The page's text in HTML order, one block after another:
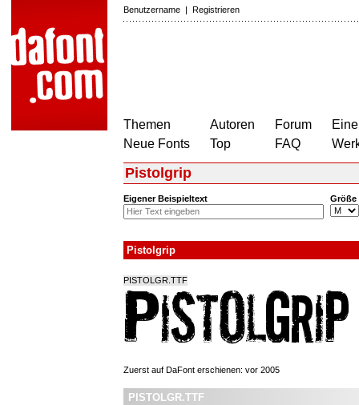
Benutzername | Registrieren
Themen
Neue Fonts
Autoren
Top
Forum
FAQ
Pistolgrip
Eigener Beispieltext Größe
Pistolgrip
PISTOLGR.TTF
Zuerst auf DaFont erschienen: vor 2005
PISTOLGR.TTF